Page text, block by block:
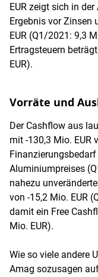
EUR zeigt sich in
Ergebnis vor Zinsen
EUR (Q1/2021: 9,3
Ertragsteuern
EUR).
Vorräte und
Der Cashflow aus
mit -130,3 Mio. EUR
Aluminiumpreises
nahezu
von -15,2 Mio. EUR
damit ein Free
Mio. EUR).
Wie so viele andere
Amag sozusagen